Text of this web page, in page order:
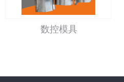
数控模具